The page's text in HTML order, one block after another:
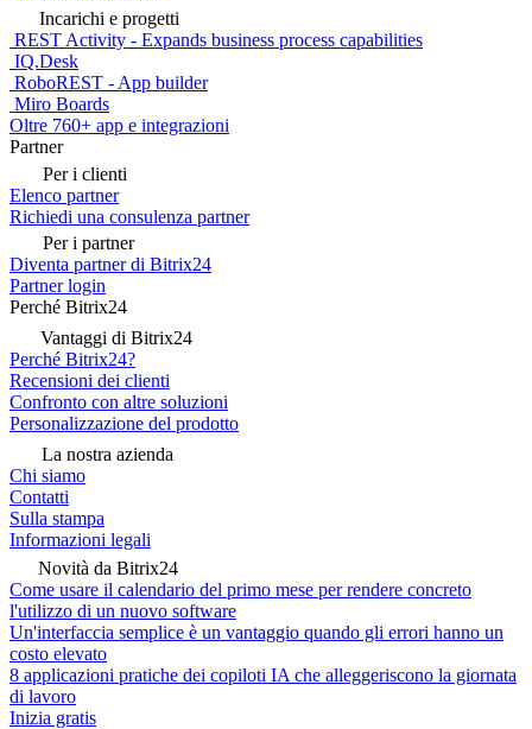
Incarichi e progetti
REST Activity - Expands business process capabilities
IQ.Desk
RoboREST - App builder
Miro Boards
Oltre 760+ app e integrazioni
Partner
Per i clienti
Elenco partner
Richiedi una consulenza partner
Per i partner
Diventa partner di Bitrix24
Partner login
Perché Bitrix24
Vantaggi di Bitrix24
Perché Bitrix24?
Recensioni dei clienti
Confronto con altre soluzioni
Personalizzazione del prodotto
La nostra azienda
Chi siamo
Contatti
Sulla stampa
Informazioni legali
Novità da Bitrix24
Come usare il calendario del primo mese per rendere concreto
l'utilizzo di un nuovo software
Un'interfaccia semplice è un vantaggio quando gli errori hanno un
costo elevato
8 applicazioni pratiche dei copiloti IA che alleggeriscono la giornata
di lavoro
Inizia gratis